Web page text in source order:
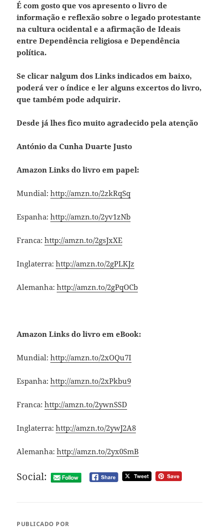
É com gosto que vos apresento o livro de
informação e reflexão sobre o legado protestante
na cultura ocidental e a afirmação de Ideais
entre Dependência religiosa e Dependência
política.
Se clicar nalgum dos Links indicados em baixo,
poderá ver o índice e ler alguns excertos do livro,
que também pode adquirir.
Desde já lhes fico muito agradecido pela atenção
António da Cunha Duarte Justo
Amazon Links do livro em papel:
Mundial:http://amzn.to/2zkRqSq
Espanha:http://amzn.to/2yv1zNb
Franca:http://amzn.to/2gsJxXE
Inglaterra:http://amzn.to/2gPLKJz
Alemanha:http://amzn.to/2gPqOCb
Amazon Links do livro em eBook:
Mundial:http://amzn.to/2xOQu7I
Espanha:http://amzn.to/2xPkbu9
Franca:http://amzn.to/2ywnSSD
Inglaterra:http://amzn.to/2ywJ2A8
Alemanha:http://amzn.to/2yx0SmB
Social:
PUBLICADO POR